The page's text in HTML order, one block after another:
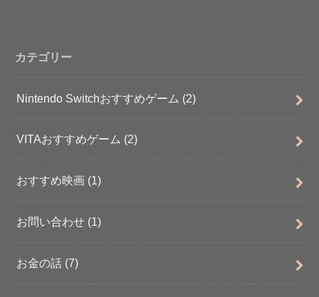
カテゴリー
Nintendo Switchおすすめゲーム (2)
VITAおすすめゲーム (2)
おすすめ映画 (1)
お問い合わせ (1)
お金の話 (7)